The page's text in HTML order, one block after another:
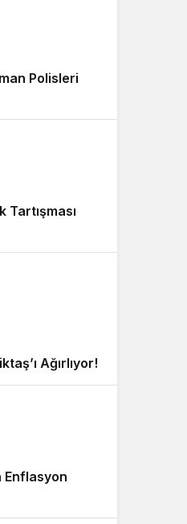
Polisleri
Tartışması
Ağırlıyor!
Enflasyon